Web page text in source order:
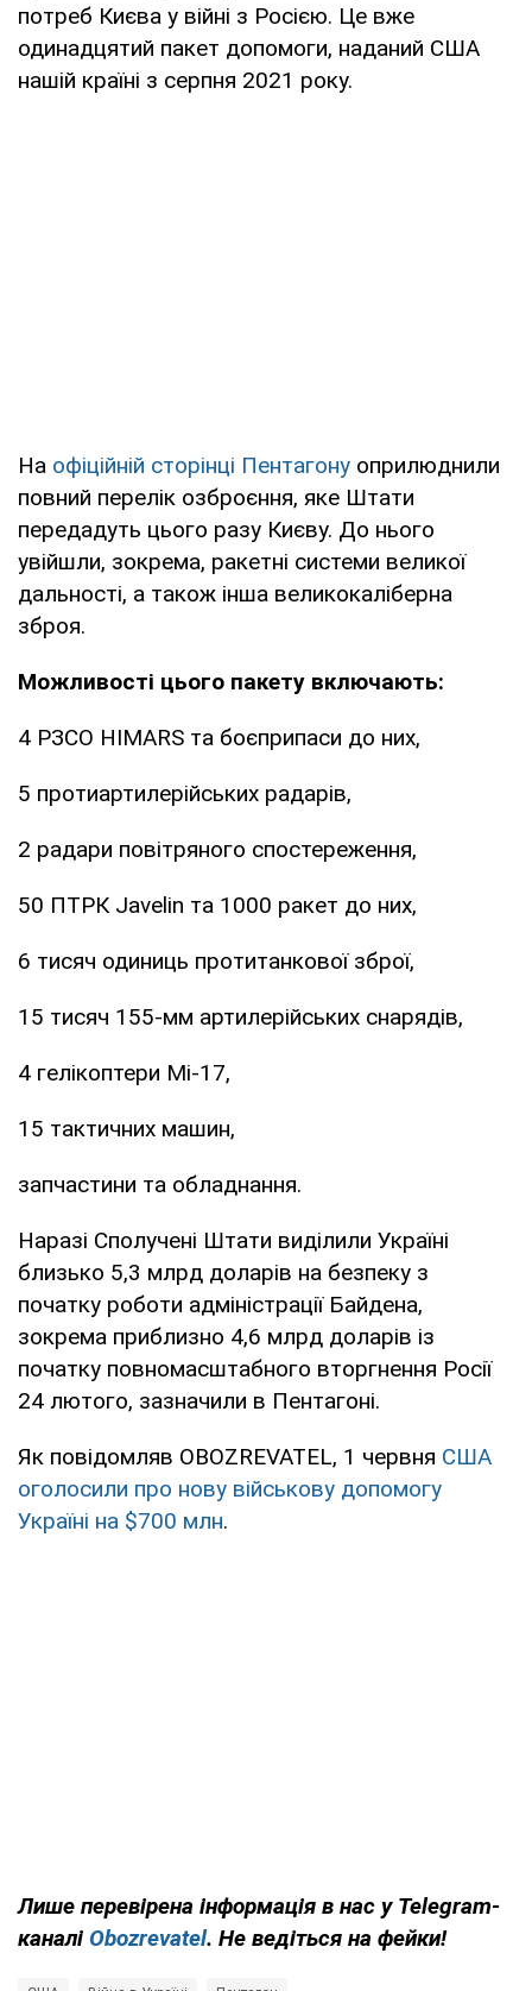
потреб Києва у війні з Росією. Це вже
одинадцятий пакет допомоги, наданий США
нашій країні з серпня 2021 року.
На офіційній сторінці Пентагону оприлюднили
повний перелік озброєння, яке Штати
передадуть цього разу Києву. До нього
увійшли, зокрема, ракетні системи великої
дальності, а також інша великокаліберна
зброя.
Можливості цього пакету включають:
4 РЗСО HIMARS та боєприпаси до них,
5 протиартилерійських радарів,
2 радари повітряного спостереження,
50 ПТРК Javelin та 1000 ракет до них,
6 тисяч одиниць протитанкової зброї,
15 тисяч 155-мм артилерійських снарядів,
4 гелікоптери Мі-17,
15 тактичних машин,
запчастини та обладнання.
Наразі Сполучені Штати виділили Україні
близько 5,3 млрд доларів на безпеку з
початку роботи адміністрації Байдена,
зокрема приблизно 4,6 млрд доларів із
початку повномасштабного вторгнення Росії
24 лютого, зазначили в Пентагоні.
Як повідомляв OBOZREVATEL, 1 червня США
оголосили про нову військову допомогу
Україні на $700 млн.
Лише перевірена інформація в нас у Telegram-
каналі Obozrevatel. Не ведіться на фейки!